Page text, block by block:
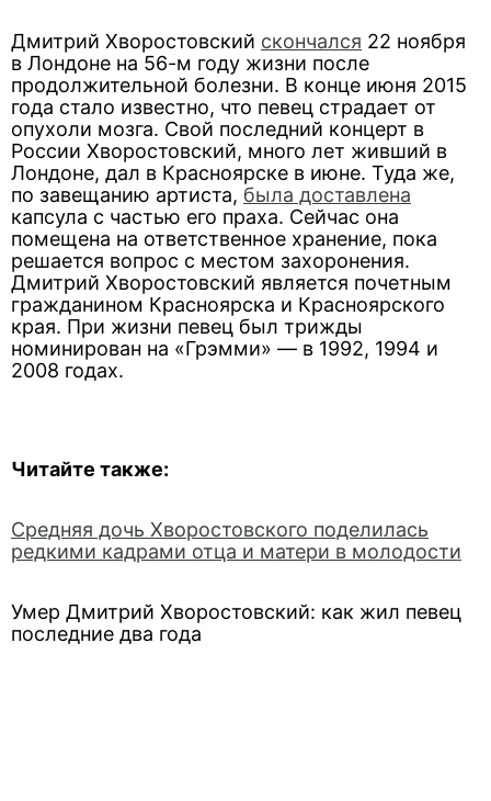
Дмитрий Хворостовский скончался 22 ноября
в Лондоне на 56-м году жизни после
продолжительной болезни. В конце июня 2015
года стало известно, что певец страдает от
опухоли мозга. Свой последний концерт в
России Хворостовский, много лет живший в
Лондоне, дал в Красноярске в июне. Туда же,
по завещанию артиста, была доставлена
капсула с частью его праха. Сейчас она
помещена на ответственное хранение, пока
решается вопрос с местом захоронения.
Дмитрий Хворостовский является почетным
гражданином Красноярска и Красноярского
края. При жизни певец был трижды
номинирован на «Грэмми» — в 1992, 1994 и
2008 годах.
Читайте также:
Средняя дочь Хворостовского поделилась
редкими кадрами отца и матери в молодости
Умер Дмитрий Хворостовский: как жил певец
последние два года